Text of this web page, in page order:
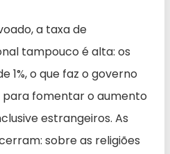
a taxa de
tampouco é alta: os
1%, o que faz o governo
fomentar o aumento
estrangeiros. As
sobre as religiões